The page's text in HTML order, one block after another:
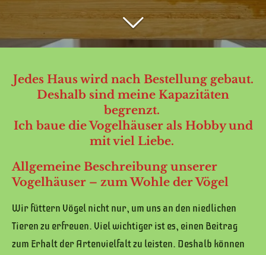
Jedes Haus wird nach Bestellung gebaut.
Deshalb sind meine Kapazitäten
begrenzt.
Ich baue die Vogelhäuser als Hobby und
mit viel Liebe.
Allgemeine Beschreibung unserer
Vogelhäuser – zum Wohle der Vögel
Wir füttern Vögel nicht nur, um uns an den niedlichen
Tieren zu erfreuen. Viel wichtiger ist es, einen Beitrag
zum Erhalt der Artenvielfalt zu leisten. Deshalb können